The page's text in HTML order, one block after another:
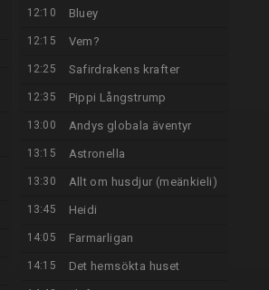
12:10 Bluey
12:15 Vem?
12:25 Safirdrakens krafter
12:35 Pippi Långstrump
13:00 Andys globala äventyr
13:15 Astronella
13:30 Allt om husdjur (meänkieli)
13:45 Heidi
14:05 Farmarligan
14:15 Det hemsökta huset